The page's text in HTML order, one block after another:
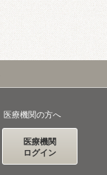
医療機関の方へ
医療機関
ログイン